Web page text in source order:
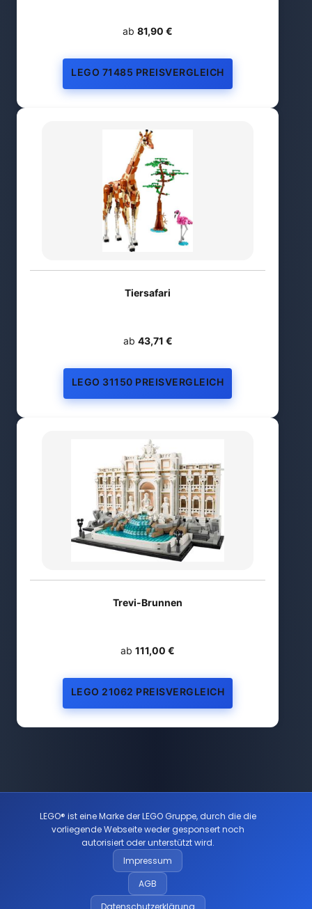
ab 81,90 €
LEGO 71485 PREISVERGLEICH
Tiersafari
ab 43,71 €
LEGO 31150 PREISVERGLEICH
Trevi-Brunnen
ab 111,00 €
LEGO 21062 PREISVERGLEICH
LEGO® ist eine Marke der LEGO Gruppe, durch die die
vorliegende Webseite weder gesponsert noch
autorisiert oder unterstützt wird.
Impressum
AGB
Datenschutzerklärung